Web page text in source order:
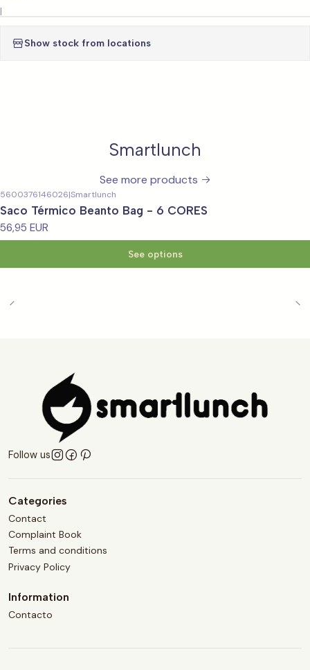
|
Show stock from locations
Smartlunch
See more products
5600376146026|Smartlunch
Saco Térmico Beanto Bag - 6 CORES
56,95 EUR
See options
Follow us
Categories
Contact
Complaint Book
Terms and conditions
Privacy Policy
Information
Contacto